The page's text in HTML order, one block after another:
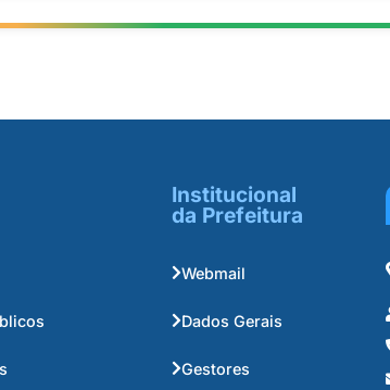
Institucional
da Prefeitura
Webmail
Dados Gerais
Gestores